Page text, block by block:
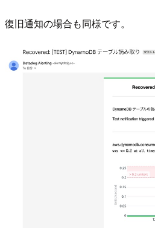
復旧通知の場合も同様です。